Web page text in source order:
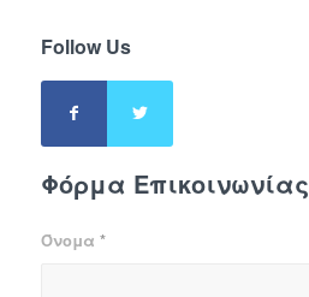
Follow Us
Φόρμα Επικοινωνίας
Όνομα *